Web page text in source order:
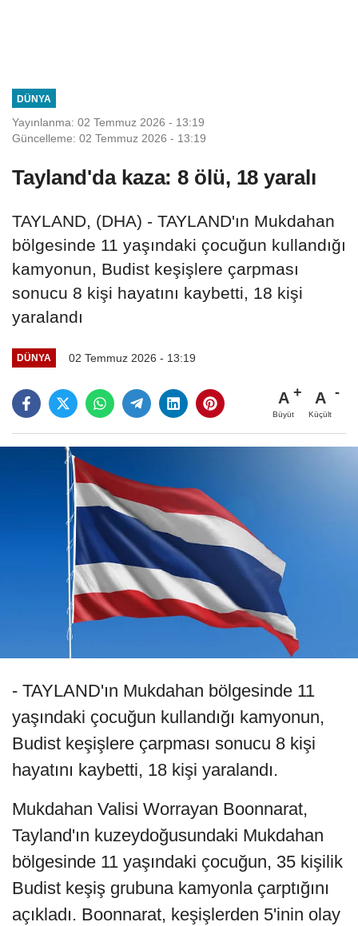
DÜNYA
Yayınlanma: 02 Temmuz 2026 - 13:19
Güncelleme: 02 Temmuz 2026 - 13:19
Tayland'da kaza: 8 ölü, 18 yaralı
TAYLAND, (DHA) - TAYLAND'ın Mukdahan
bölgesinde 11 yaşındaki çocuğun kullandığı
kamyonun, Budist keşişlere çarpması
sonucu 8 kişi hayatını kaybetti, 18 kişi
yaralandı
DÜNYA 02 Temmuz 2026 - 13:19
A
Büyüt
A
Küçült
- TAYLAND'ın Mukdahan bölgesinde 11
yaşındaki çocuğun kullandığı kamyonun,
Budist keşişlere çarpması sonucu 8 kişi
hayatını kaybetti, 18 kişi yaralandı.
Mukdahan Valisi Worrayan Boonnarat,
Tayland'ın kuzeydoğusundaki Mukdahan
bölgesinde 11 yaşındaki çocuğun, 35 kişilik
Budist keşiş grubuna kamyonla çarptığını
açıkladı. Boonnarat, keşişlerden 5'inin olay